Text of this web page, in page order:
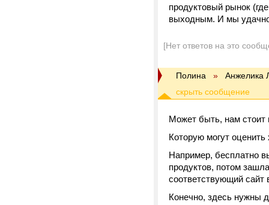
продуктовый рынок
выходным. И мы удачно
[Нет ответов на это
Полина » Анжелика
Может быть, нам стоит
Которую могут
Например, бесплатно
продуктов, потом
соответствующий
Конечно, здесь нужны